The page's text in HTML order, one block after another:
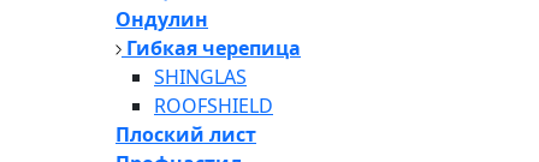
Ондулин
Гибкая черепица
SHINGLAS
ROOFSHIELD
Плоский лист